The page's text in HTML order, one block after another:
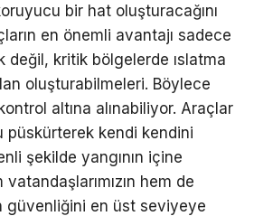
bir hat oluşturacağını
en önemli avantajı sadece
değil, kritik bölgelerde ıslatma
oluşturabilmeleri. Böylece
altına alınabiliyor. Araçlar
kendi kendini
şekilde yangının içine
hem de
güvenliğini en üst seviyeye